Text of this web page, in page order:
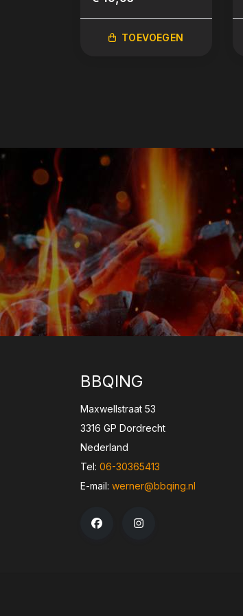
TOEVOEGEN
BBQING
Maxwellstraat 53
3316 GP Dordrecht
Nederland
Tel: 06-30365413
E-mail: werner@bbqing.nl